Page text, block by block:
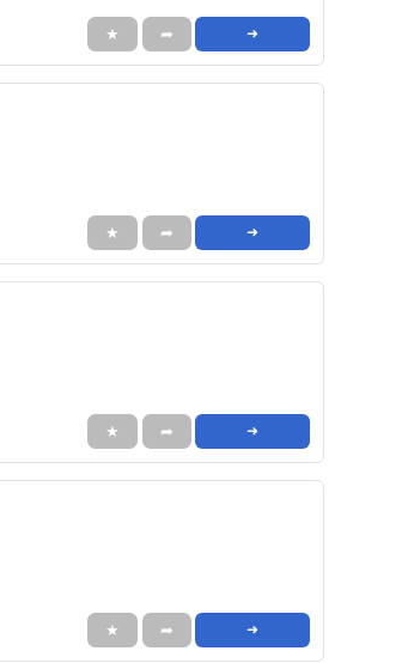
★ ➦ ➜
★ ➦ ➜
★ ➦ ➜
★ ➦ ➜